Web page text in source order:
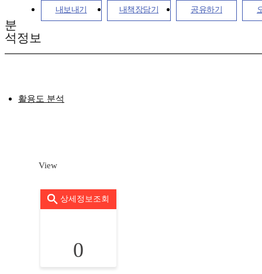
내보내기 내책장담기 공유하기
분
석정보
활용도 분석
View
상세정보조회
0